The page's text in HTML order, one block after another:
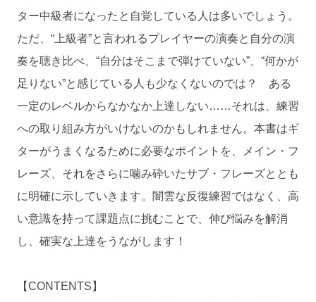
ター中級者になったと自覚している人は多いでしょう。
ただ、“上級者”と言われるプレイヤーの演奏と自分の演
奏を聴き比べ、“自分はそこまで弾けていない”、“何かが
足りない”と感じている人も少なくないのでは？ ある
一定のレベルからなかなか上達しない……それは、練習
への取り組み方がいけないのかもしれません。本書はギ
ターがうまくなるために必要なポイントを、メイン・フ
レーズ、それをさらに噛み砕いたサブ・フレーズととも
に明確に示していきます。闇雲な反復練習ではなく、高
い意識を持って課題点に挑むことで、伸び悩みを解消
し、確実な上達をうながします！
【CONTENTS】